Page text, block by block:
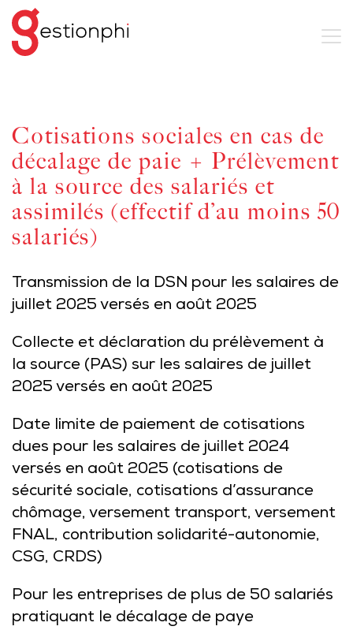
Cotisations sociales en cas de
décalage de paie + Prélèvement
à la source des salariés et
assimilés (effectif d’au moins 50
salariés)
Transmission de la DSN pour les salaires de
juillet 2025 versés en août 2025
Collecte et déclaration du prélèvement à
la source (PAS) sur les salaires de juillet
2025 versés en août 2025
Date limite de paiement de cotisations
dues pour les salaires de juillet 2024
versés en août 2025 (cotisations de
sécurité sociale, cotisations d’assurance
chômage, versement transport, versement
FNAL, contribution solidarité-autonomie,
CSG, CRDS)
Pour les entreprises de plus de 50 salariés
pratiquant le décalage de paye